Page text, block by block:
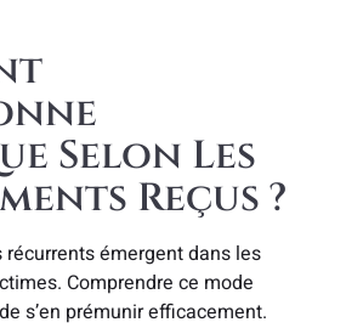
Selon Les
Reçus ?
émergent dans les
Comprendre ce mode
s’en prémunir efficacement.